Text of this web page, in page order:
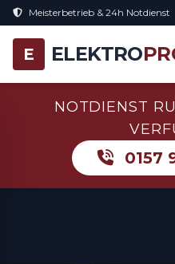
Meisterbetrieb & 24h Notdienst
E ELEKTRO
NOTDIENST
0157